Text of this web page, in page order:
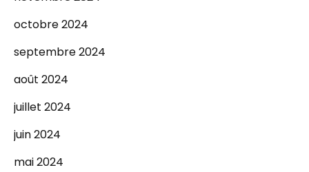
octobre 2024
septembre 2024
août 2024
juillet 2024
juin 2024
mai 2024